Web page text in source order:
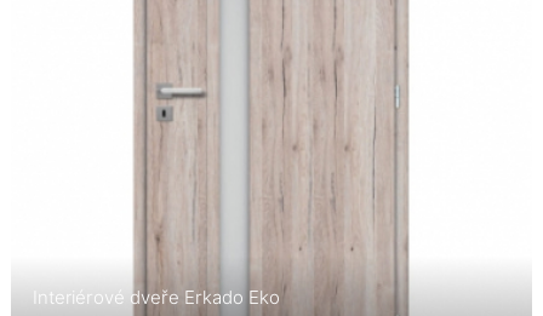
Interiérové dveře Erkado Eko